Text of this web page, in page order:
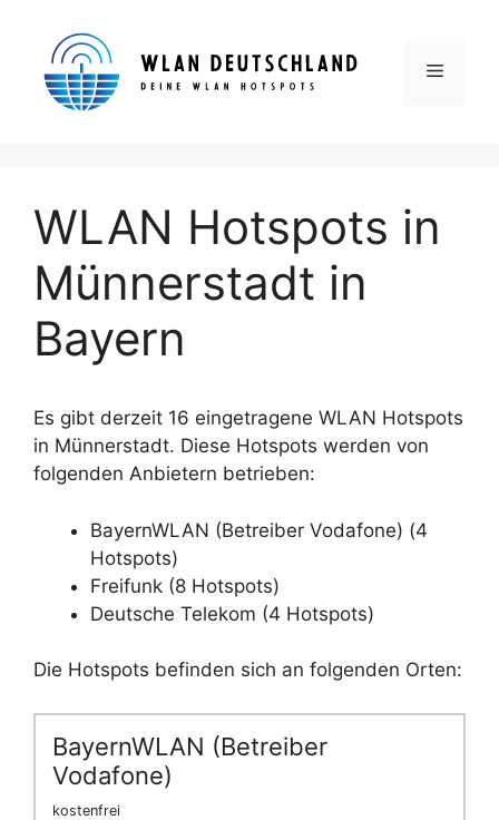
springen
Menü
WLAN Hotspots in
Münnerstadt in
Bayern
Es gibt derzeit 16 eingetragene WLAN Hotspots
in Münnerstadt. Diese Hotspots werden von
folgenden Anbietern betrieben:
BayernWLAN (Betreiber Vodafone) (4
Hotspots)
Freifunk (8 Hotspots)
Deutsche Telekom (4 Hotspots)
Die Hotspots befinden sich an folgenden Orten:
BayernWLAN (Betreiber
Vodafone)
kostenfrei